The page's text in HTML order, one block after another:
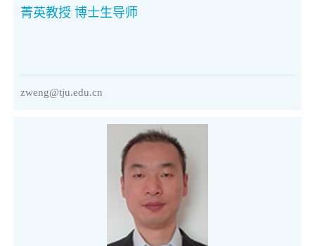
菁英教授 博士生导师
zweng@tju.edu.cn